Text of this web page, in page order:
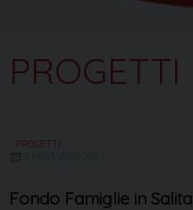
PROGETTI
PROGETTI
3 NOVEMBRE 2021
Fondo Famiglie in Salita